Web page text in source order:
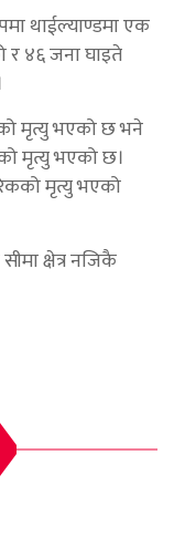
थाईल्याण्डमा एक
र ४६ जना घाइते
मृत्यु भएको छ भने
मृत्यु भएको छ।
मृत्यु भएको
क्षेत्र नजिकै